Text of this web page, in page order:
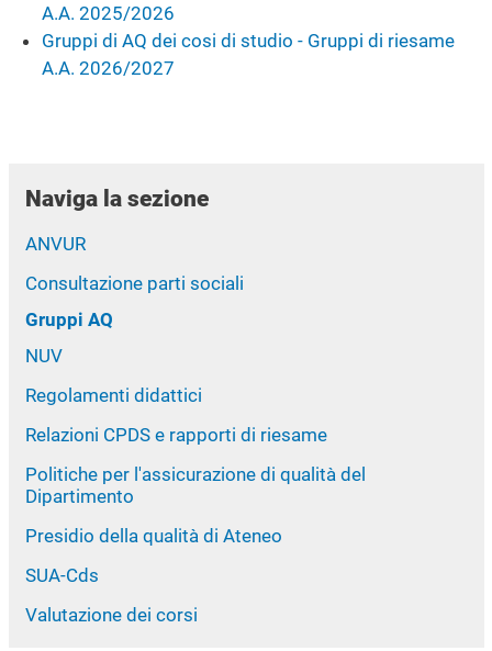
A.A. 2025/2026
Gruppi di AQ dei cosi di studio - Gruppi di riesame
A.A. 2026/2027
Naviga la sezione
ANVUR
Consultazione parti sociali
Gruppi AQ
NUV
Regolamenti didattici
Relazioni CPDS e rapporti di riesame
Politiche per l'assicurazione di qualità del
Dipartimento
Presidio della qualità di Ateneo
SUA-Cds
Valutazione dei corsi